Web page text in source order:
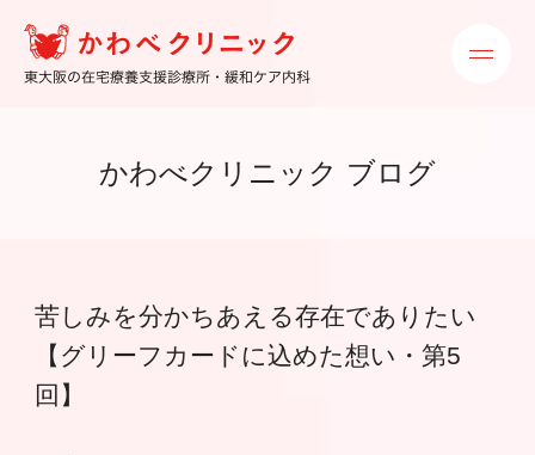
かわべクリニック ブログ
苦しみを分かちあえる存在でありたい
【グリーフカードに込めた想い・第5
回】